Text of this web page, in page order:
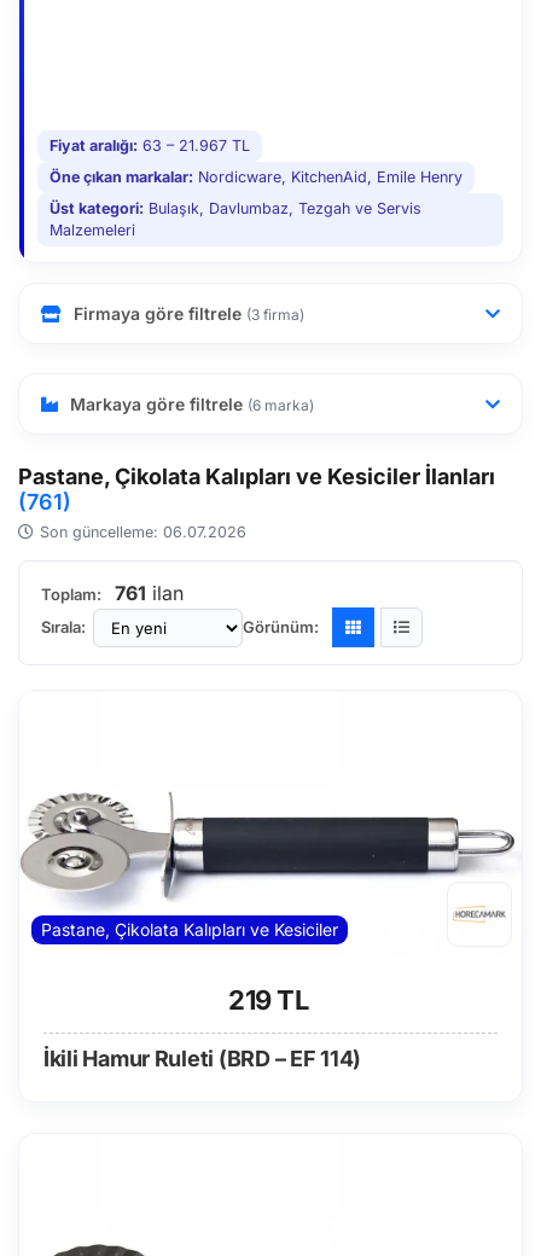
Fiyat aralığı: 63 – 21.967 TL
Öne çıkan markalar: Nordicware, KitchenAid, Emile Henry
Üst kategori: Bulaşık, Davlumbaz, Tezgah ve Servis
Malzemeleri
Firmaya göre filtrele (3 firma)
Markaya göre filtrele (6 marka)
Pastane, Çikolata Kalıpları ve Kesiciler İlanları
(761)
Son güncelleme: 06.07.2026
Toplam: 761 ilan
Sırala: Görünüm:
Pastane, Çikolata Kalıpları ve Kesiciler
219 TL
İkili Hamur Ruleti (BRD – EF 114)